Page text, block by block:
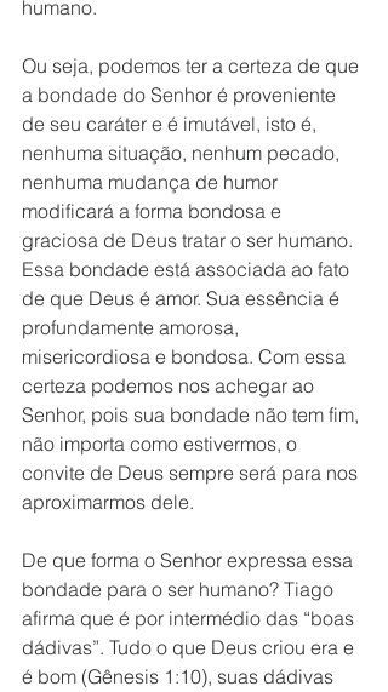
humano.
Ou seja, podemos ter a certeza de que
a bondade do Senhor é proveniente
de seu caráter e é imutável, isto é,
nenhuma situação, nenhum pecado,
nenhuma mudança de humor
modificará a forma bondosa e
graciosa de Deus tratar o ser humano.
Essa bondade está associada ao fato
de que Deus é amor. Sua essência é
profundamente amorosa,
misericordiosa e bondosa. Com essa
certeza podemos nos achegar ao
Senhor, pois sua bondade não tem fim,
não importa como estivermos, o
convite de Deus sempre será para nos
aproximarmos dele.
De que forma o Senhor expressa essa
bondade para o ser humano? Tiago
afirma que é por intermédio das “boas
dádivas”. Tudo o que Deus criou era e
é bom (Gênesis 1:10), suas dádivas